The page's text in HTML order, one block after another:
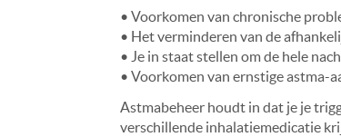
• Voorkomen van chronische
• Het verminderen van de
• Je in staat stellen om de hele
• Voorkomen van ernstige astma-
Astmabeheer houdt in dat je je
verschillende inhalatiemedicatie